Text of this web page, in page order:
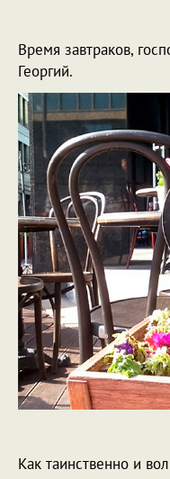
Время завтраков,
Георгий.
Как таинственно и